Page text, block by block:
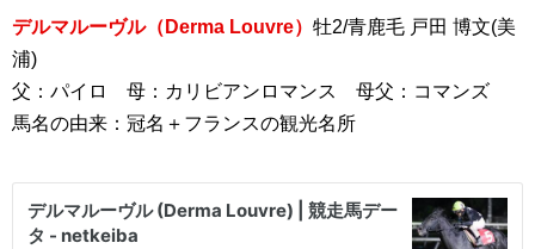
デルマルーヴル（Derma Louvre） 牡2/青鹿毛 戸田 博文(美
浦)
父：パイロ 母：カリビアンロマンス 母父：コマンズ
馬名の由来：冠名＋フランスの観光名所